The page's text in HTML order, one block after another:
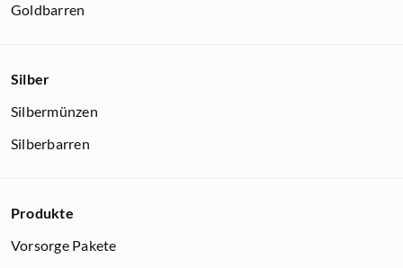
Goldbarren
Silber
Silbermünzen
Silberbarren
Produkte
Vorsorge Pakete